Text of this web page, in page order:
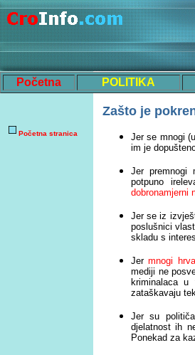
Početna POLITIKA
Početna stranica
Zašto je
Jer se mnogi
im je
Jer premnogi
potpuno
dobronamjerni
Jer se iz
poslušnici
skladu s
Jermnogi
mediji ne
kriminalaca
zataškavaju
Jer su
djelatnost ih
Ponekad za